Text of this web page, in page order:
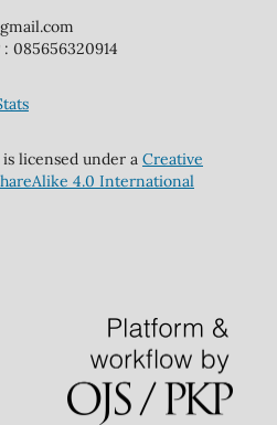
085656320914
licensed under a Creative
4.0 International